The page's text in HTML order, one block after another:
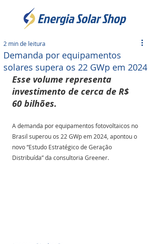
Demanda por equipamentos
solares supera os 22 GWp em 2024
2 min de leitura
Esse volume representa
investimento de cerca de R$
60 bilhões.
A demanda por equipamentos fotovoltaicos no
Brasil superou os 22 GWp em 2024, apontou o
novo “Estudo Estratégico de Geração
Distribuída” da consultoria Greener.